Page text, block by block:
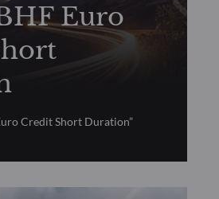
Euro
Credit Short Duration”